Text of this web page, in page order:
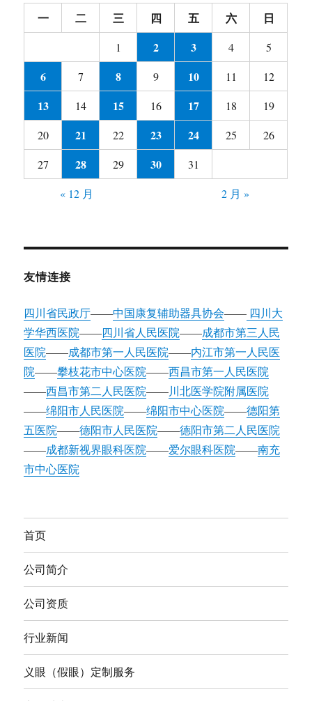
一 二 三 四 五 六 日
1 2 3 4 5
6 7 8 9 10 11 12
13 14 15 16 17 18
19
20
21 22 23 24 25
26
27
28 29 30
31
« 12 月
2 月 »
友情连接
四川省民政厅——中国康复辅助器具协会—— 四川大
学华西医院——四川省人民医院——成都市第三人民
医院——成都市第一人民医院——内江市第一人民医
院——攀枝花市中心医院——西昌市第一人民医院
——西昌市第二人民医院——川北医学院附属医院
——绵阳市人民医院——绵阳市中心医院——德阳第
五医院——德阳市人民医院——德阳市第二人民医院
——成都新视界眼科医院——爱尔眼科医院——南充
市中心医院
首页
公司简介
公司资质
行业新闻
义眼（假眼）定制服务